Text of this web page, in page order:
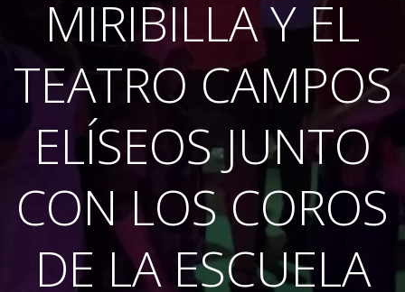
MIRIBILLA Y EL
TEATRO CAMPOS
ELÍSEOS JUNTO
CON LOS COROS
DE LA ESCUELA